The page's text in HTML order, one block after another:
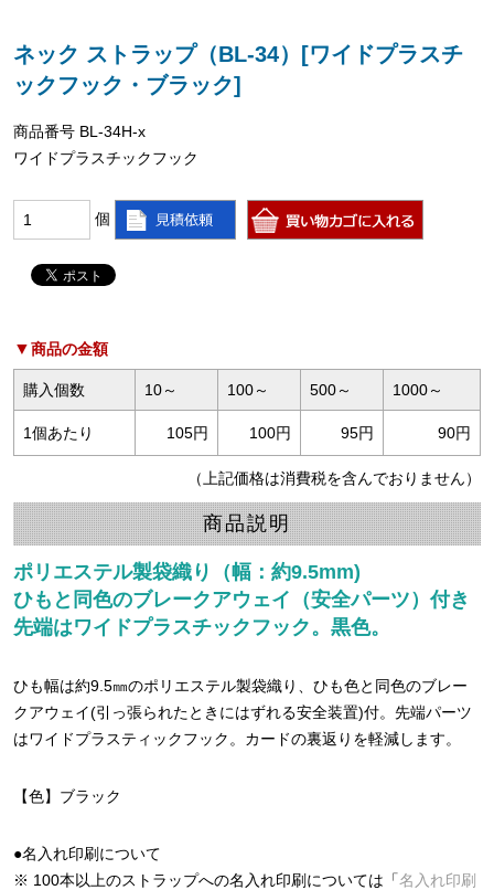
ネック ストラップ（BL-34）[ワイドプラスチ
ックフック・ブラック]
商品番号 BL-34H-x
ワイドプラスチックフック
個
商品の金額
購入個数 10～ 100～ 500～ 1000～
1個あたり 105円 100円 95円 90円
（上記価格は消費税を含んでおりません）
商品説明
ポリエステル製袋織り（幅：約9.5mm)
ひもと同色のブレークアウェイ（安全パーツ）付き
先端はワイドプラスチックフック。黒色。
ひも幅は約9.5㎜のポリエステル製袋織り、ひも色と同色のブレー
クアウェイ(引っ張られたときにはずれる安全装置)付。先端パーツ
はワイドプラスティックフック。カードの裏返りを軽減します。
【色】ブラック
●名入れ印刷について
※ 100本以上のストラップへの名入れ印刷については「名入れ印刷